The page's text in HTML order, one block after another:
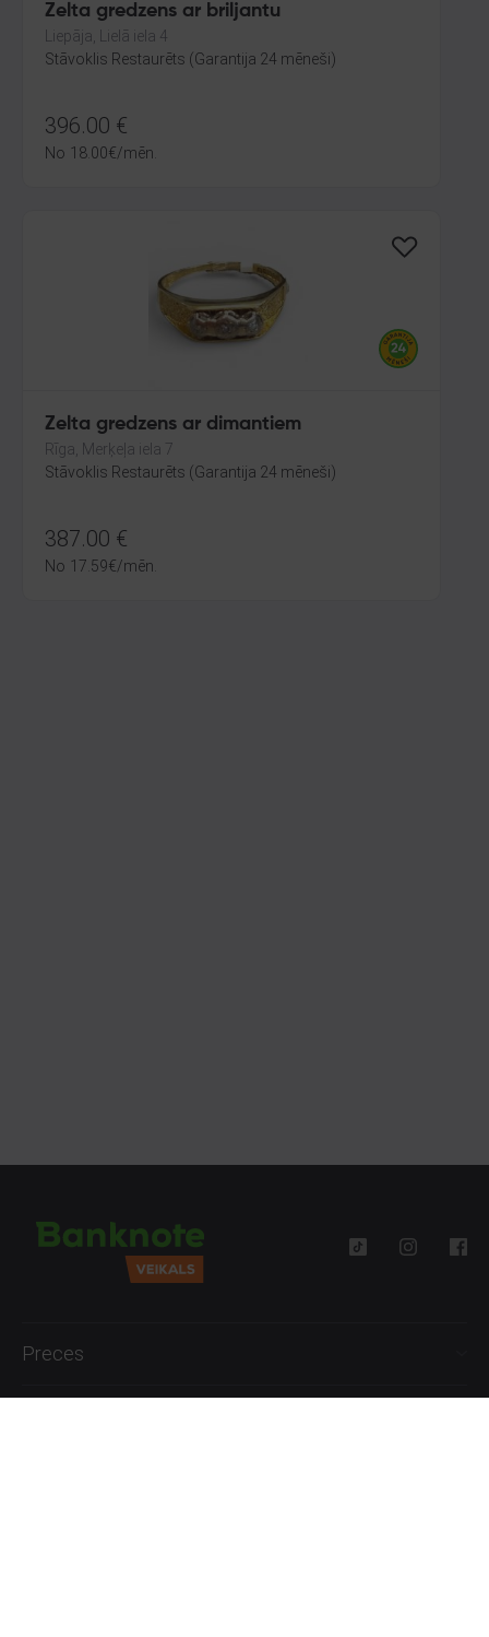
Zelta gredzens ar briljantu
Liepāja, Lielā iela 4
Stāvoklis Restaurēts (Garantija 24 mēneši)
396.00 €
No 18.00€/mēn.
Zelta gredzens ar dimantiem
Rīga, Merķeļa iela 7
Stāvoklis Restaurēts (Garantija 24 mēneši)
387.00 €
No 17.59€/mēn.
Preces